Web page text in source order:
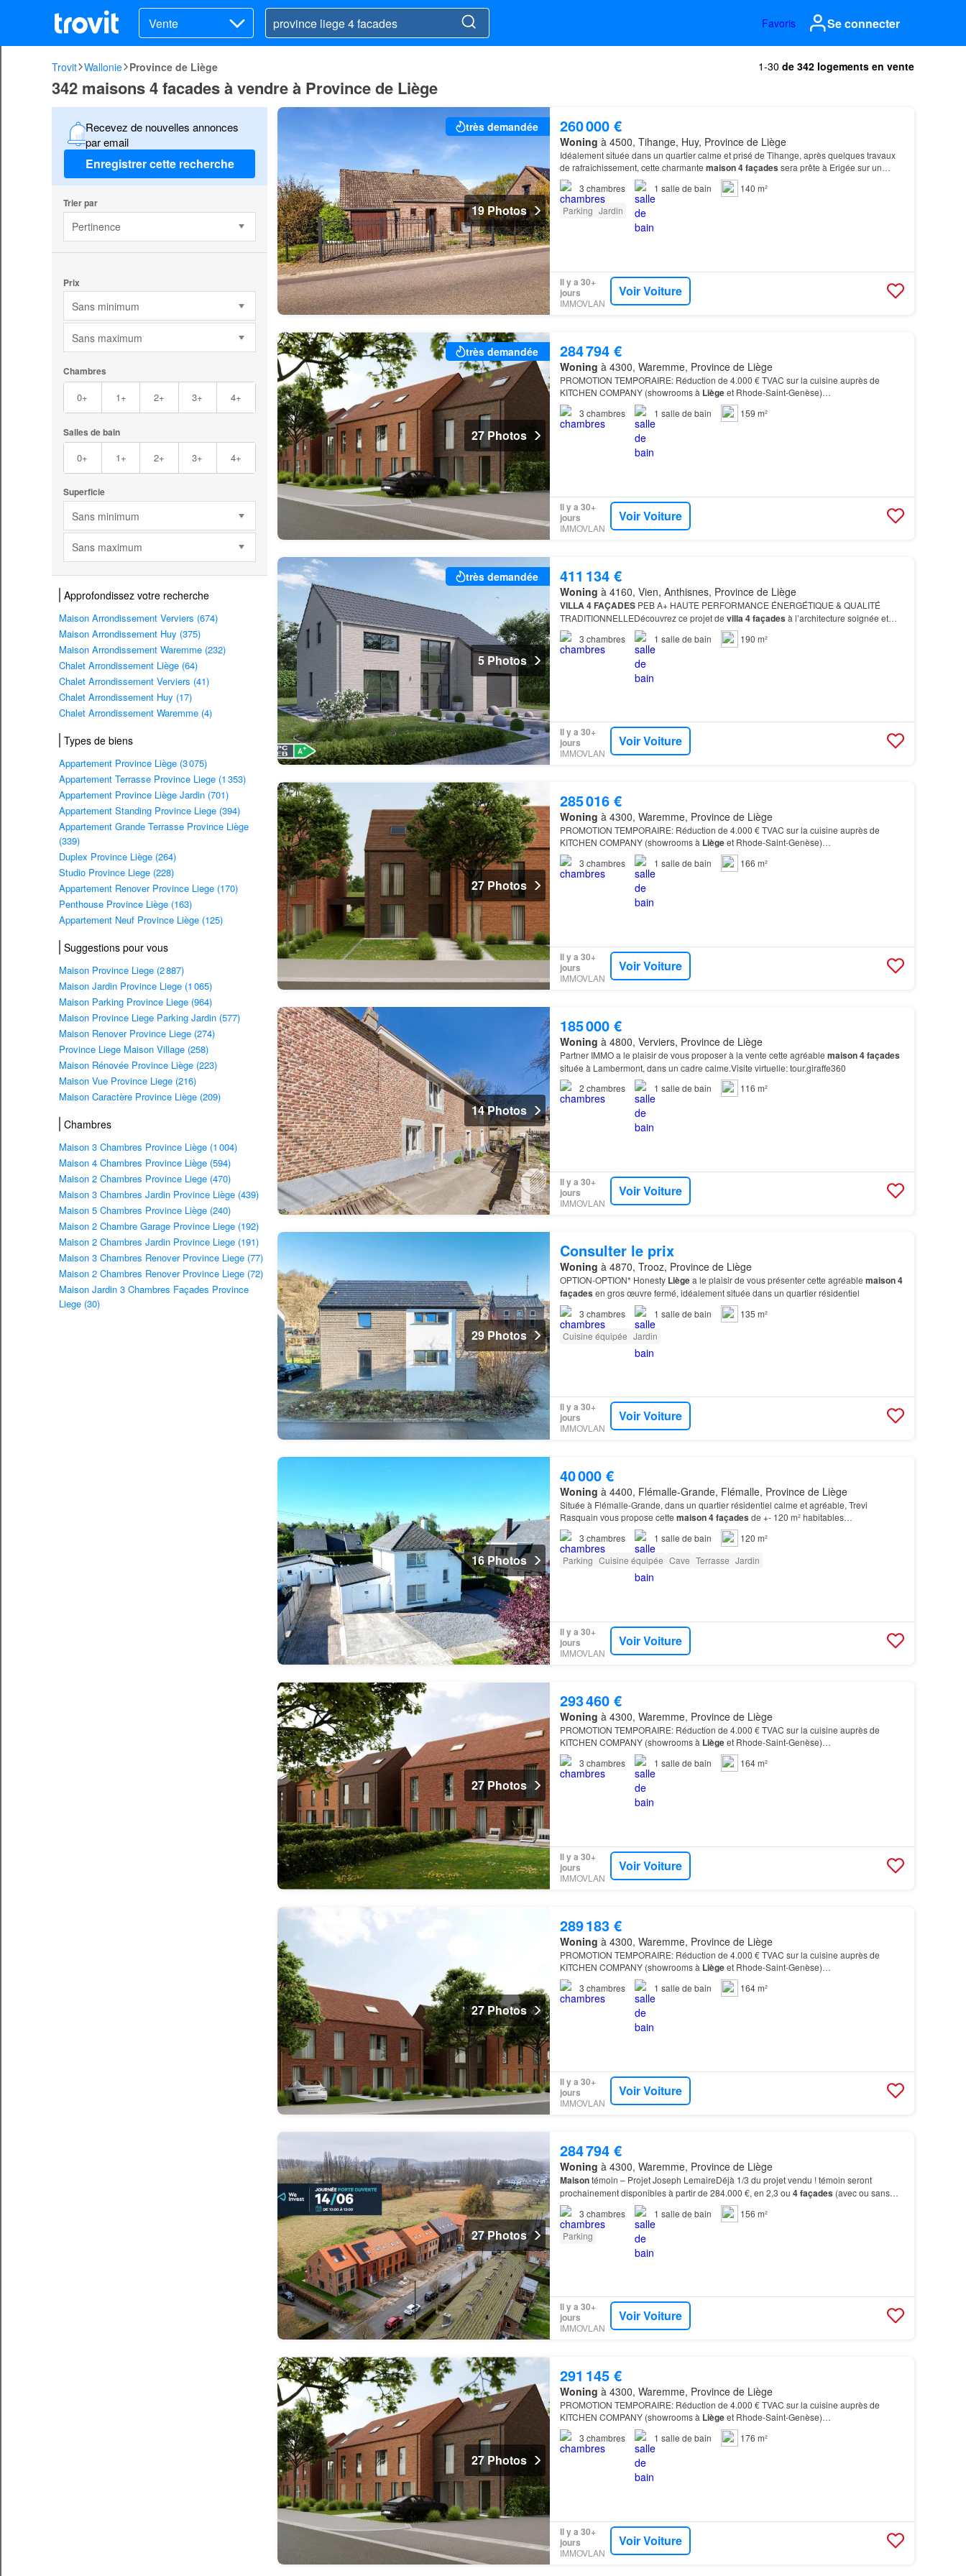
Vente Favoris Se connecter
Trovit Wallonie Province de Liège 1-30 de 342 logements en vente
342 maisons 4 facades à vendre à Province de Liège
Recevez de nouvelles annonces
par email
Enregistrer cette recherche
Trier par
Pertinence
Prix
Sans minimum
Sans maximum
Chambres
0+ 1+ 2+ 3+ 4+
Salles de bain
0+ 1+ 2+ 3+ 4+
Superficie
Sans minimum
Sans maximum
Approfondissez votre recherche
Maison Arrondissement Verviers (674)
Maison Arrondissement Huy (375)
Maison Arrondissement Waremme (232)
Chalet Arrondissement Liège (64)
Chalet Arrondissement Verviers (41)
Chalet Arrondissement Huy (17)
Chalet Arrondissement Waremme (4)
Types de biens
Appartement Province Liège (3 075)
Appartement Terrasse Province Liege (1 353)
Appartement Province Liège Jardin (701)
Appartement Standing Province Liege (394)
Appartement Grande Terrasse Province Liège
(339)
Duplex Province Liège (264)
Studio Province Liege (228)
Appartement Renover Province Liege (170)
Penthouse Province Liège (163)
Appartement Neuf Province Liège (125)
Suggestions pour vous
Maison Province Liege (2 887)
Maison Jardin Province Liege (1 065)
Maison Parking Province Liege (964)
Maison Province Liege Parking Jardin (577)
Maison Renover Province Liege (274)
Province Liege Maison Village (258)
Maison Rénovée Province Liège (223)
Maison Vue Province Liege (216)
Maison Caractère Province Liège (209)
Chambres
Maison 3 Chambres Province Liège (1 004)
Maison 4 Chambres Province Liège (594)
Maison 2 Chambres Province Liege (470)
Maison 3 Chambres Jardin Province Liège (439)
Maison 5 Chambres Province Liège (240)
Maison 2 Chambre Garage Province Liege (192)
Maison 2 Chambres Jardin Province Liege (191)
Maison 3 Chambres Renover Province Liege (77)
Maison 2 Chambres Renover Province Liege (72)
Maison Jardin 3 Chambres Façades Province
Liege (30)
très demandée
19 Photos
260 000 €
Woning à 4500, Tihange, Huy, Province de Liège
Idéalement située dans un quartier calme et prisé de Tihange, après quelques travaux
de rafraîchissement, cette charmante maison4 façades sera prête à Erigée sur un
terrain, entièrement clôturé, de 624 m², lamaison
3 chambres 1 salle de bain
140 m²
Parking Jardin
Il y a 30+
jours
IMMOVLAN
Voir Voiture
très demandée
27 Photos
284 794 €
Woning à 4300, Waremme, Province de Liège
PROMOTION TEMPORAIRE: Réduction de 4.000 € TVAC sur la cuisine auprès de
KITCHEN COMPANY (showrooms à Liègeet Rhode-Saint-Genèse)…
3 chambres 1 salle de bain 159 m²
Il y a 30+
jours
IMMOVLAN
Voir Voiture
très demandée
5 Photos
411 134 €
Woning à 4160, Vien, Anthisnes, Province de Liège
VILLA4 FAÇADESPEB A+ HAUTE PERFORMANCE ÉNERGÉTIQUE & QUALITÉ
TRADITIONNELLEDécouvrez ce projet de villa4 façades à l’architecture soignée et
aux performances énergétiques exceptionnelles (PEB A+), conçu par TEAM
CONSTRUCT,…
3 chambres 1 salle de bain 190 m²
Il y a 30+
jours
IMMOVLAN
Voir Voiture
27 Photos
285 016 €
Woning à 4300, Waremme, Province de Liège
PROMOTION TEMPORAIRE: Réduction de 4.000 € TVAC sur la cuisine auprès de
KITCHEN COMPANY (showrooms à Liègeet Rhode-Saint-Genèse)…
3 chambres 1 salle de bain 166 m²
Il y a 30+
jours
IMMOVLAN
Voir Voiture
14 Photos
185 000 €
Woning à 4800, Verviers, Province de Liège
Partner IMMO a le plaisir de vous proposer à la vente cette agréable maison4 façades
située à Lambermont, dans un cadre calme.Visite virtuelle: tour.giraffe360
2 chambres 1 salle de bain 116 m²
Il y a 30+
jours
IMMOVLAN
Voir Voiture
29 Photos
Consulter le prix
Woning à 4870, Trooz, Province de Liège
OPTION-OPTION* Honesty Liègea le plaisir de vous présenter cette agréable maison4
façades en gros œuvre fermé, idéalement située dans un quartier résidentiel
3 chambres 1 salle de bain
135 m²
Cuisine équipée Jardin
Il y a 30+
jours
IMMOVLAN
Voir Voiture
16 Photos
40 000 €
Woning à 4400, Flémalle-Grande, Flémalle, Province de Liège
Située à Flémalle-Grande, dans un quartier résidentiel calme et agréable, Trevi
Rasquain vous propose cette maison4 façades de +- 120 m² habitables…
3 chambres 1 salle de bain
120 m²
Parking Cuisine équipée Cave Terrasse Jardin
Il y a 30+
jours
IMMOVLAN
Voir Voiture
27 Photos
293 460 €
Woning à 4300, Waremme, Province de Liège
PROMOTION TEMPORAIRE: Réduction de 4.000 € TVAC sur la cuisine auprès de
KITCHEN COMPANY (showrooms à Liègeet Rhode-Saint-Genèse)…
3 chambres 1 salle de bain 164 m²
Il y a 30+
jours
IMMOVLAN
Voir Voiture
27 Photos
289 183 €
Woning à 4300, Waremme, Province de Liège
PROMOTION TEMPORAIRE: Réduction de 4.000 € TVAC sur la cuisine auprès de
KITCHEN COMPANY (showrooms à Liègeet Rhode-Saint-Genèse)…
3 chambres 1 salle de bain 164 m²
Il y a 30+
jours
IMMOVLAN
Voir Voiture
27 Photos
284 794 €
Woning à 4300, Waremme, Province de Liège
Maisontémoin – Projet Joseph LemaireDéjà 1/3 du projet vendu ! témoin seront
prochainement disponibles à partir de 284.000 €, en 2,3 ou 4 façades (avec ou sans
carport).Le prix comprend:- Différents choix de carrelages…
3 chambres 1 salle de bain
156 m²
Parking
Il y a 30+
jours
IMMOVLAN
Voir Voiture
27 Photos
291 145 €
Woning à 4300, Waremme, Province de Liège
PROMOTION TEMPORAIRE: Réduction de 4.000 € TVAC sur la cuisine auprès de
KITCHEN COMPANY (showrooms à Liègeet Rhode-Saint-Genèse)…
3 chambres 1 salle de bain 176 m²
Il y a 30+
jours
IMMOVLAN
Voir Voiture